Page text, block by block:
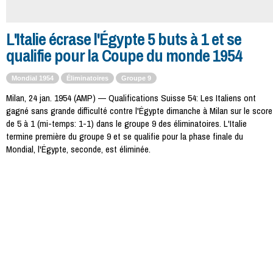
L'Italie écrase l'Égypte 5 buts à 1 et se
qualifie pour la Coupe du monde 1954
Mondial 1954 Éliminatoires Groupe 9
Milan, 24 jan. 1954 (AMP) — Qualifications Suisse 54: Les Italiens ont
gagné sans grande difficulté contre l'Égypte dimanche à Milan sur le score
de 5 à 1 (mi-temps: 1-1) dans le groupe 9 des éliminatoires. L'Italie
termine première du groupe 9 et se qualifie pour la phase finale du
Mondial, l'Égypte, seconde, est éliminée.